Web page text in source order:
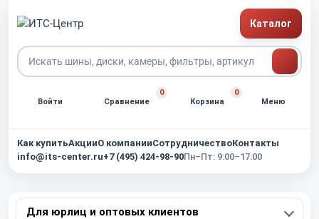
Каталог
Войти Сравнение
0
Корзина
0
Меню
Как купитьАкцииО компанииСотрудничествоКонтакты
info@its-center.ru+7 (495) 424-98-90Пн–Пт: 9:00–17:00
Для юрлиц и оптовых клиентов